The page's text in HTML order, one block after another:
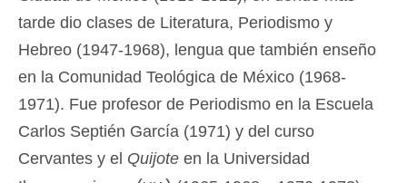
tarde dio clases de Literatura, Periodismo y
Hebreo (1947-1968), lengua que también enseño
en la Comunidad Teológica de México (1968-
1971). Fue profesor de Periodismo en la Escuela
Carlos Septién García (1971) y del curso
Cervantes y el Quijote en la Universidad